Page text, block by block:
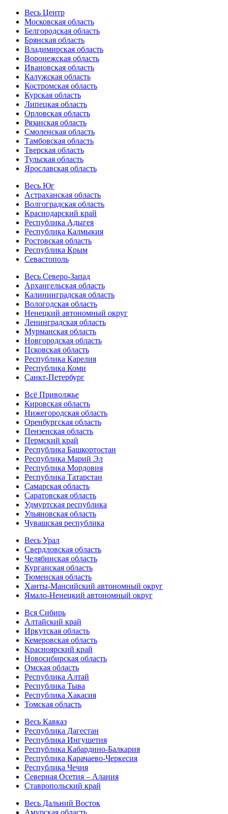
Весь Центр
Московская область
Белгородская область
Брянская область
Владимирская область
Воронежская область
Ивановская область
Калужская область
Костромская область
Курская область
Липецкая область
Орловская область
Рязанская область
Смоленская область
Тамбовская область
Тверская область
Тульская область
Ярославская область
Весь Юг
Астраханская область
Волгоградская область
Краснодарский край
Республика Адыгея
Республика Калмыкия
Ростовская область
Республика Крым
Севастополь
Весь Северо-Запад
Архангельская область
Калининградская область
Вологодская область
Ненецкий автономный округ
Ленинградская область
Мурманская область
Новгородская область
Псковская область
Республика Карелия
Республика Коми
Санкт-Петербург
Всё Приволжье
Кировская область
Нижегородская область
Оренбургская область
Пензенская область
Пермский край
Республика Башкортостан
Республика Марий Эл
Республика Мордовия
Республика Татарстан
Самарская область
Саратовская область
Удмуртская республика
Ульяновская область
Чувашская республика
Весь Урал
Свердловская область
Челябинская область
Курганская область
Тюменская область
Ханты-Мансийский автономный округ
Ямало-Ненецкий автономный округ
Вся Сибирь
Алтайский край
Иркутская область
Кемеровская область
Красноярский край
Новосибирская область
Омская область
Республика Алтай
Республика Тыва
Республика Хакасия
Томская область
Весь Кавказ
Республика Дагестан
Республика Ингушетия
Республика Кабардино-Балкария
Республика Карачаево-Черкесия
Республика Чечня
Северная Осетия – Алания
Ставропольский край
Весь Дальний Восток
Амурская область